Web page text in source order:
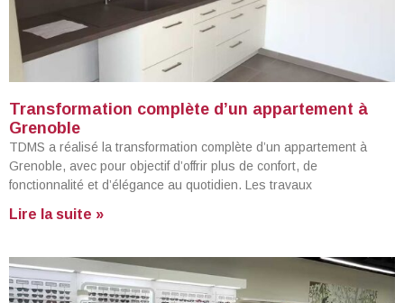
Transformation complète d’un appartement à
Grenoble
TDMS a réalisé la transformation complète d’un appartement à
Grenoble, avec pour objectif d’offrir plus de confort, de
fonctionnalité et d’élégance au quotidien. Les travaux
Lire la suite »